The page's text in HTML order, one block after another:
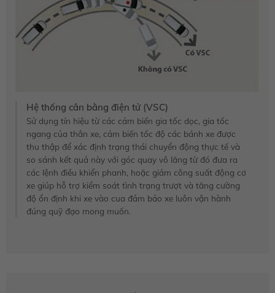
Hệ thống cân bằng điện tử (VSC)
Sử dụng tín hiệu từ các cảm biến gia tốc dọc, gia tốc
ngang của thân xe, cảm biến tốc độ các bánh xe được
thu thập để xác định trạng thái chuyển động thực tế và
so sánh kết quả này với góc quay vô lăng từ đó đưa ra
các lệnh điều khiển phanh, hoặc giảm công suất động cơ
xe giúp hỗ trợ kiểm soát tình trạng trượt và tăng cường
độ ổn định khi xe vào cua đảm bảo xe luôn vận hành
đúng quỹ đạo mong muốn.